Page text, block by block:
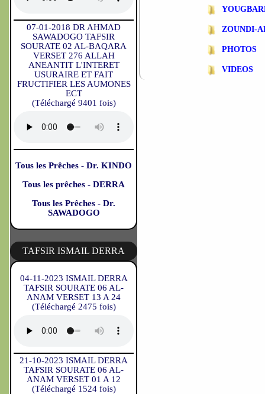
07-01-2018 DR AHMAD
SAWADOGO TAFSIR
SOURATE 02 AL-BAQARA
VERSET 276 ALLAH
ANEANTIT L'INTERET
USURAIRE ET FAIT
FRUCTIFIER LES AUMONES
ECT
(Téléchargé 9401 fois)
Tous les Prêches - Dr. KINDO
Tous les prêches - DERRA
Tous les Prêches - Dr.
SAWADOGO
TAFSIR ISMAIL DERRA
04-11-2023 ISMAIL DERRA
TAFSIR SOURATE 06 AL-
ANAM VERSET 13 A 24
(Téléchargé 2475 fois)
21-10-2023 ISMAIL DERRA
TAFSIR SOURATE 06 AL-
ANAM VERSET 01 A 12
(Téléchargé 1524 fois)
ZOUNDI-
PHOTOS
VIDEOS